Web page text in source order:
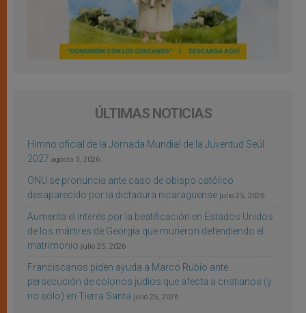
ÚLTIMAS NOTICIAS
Himno oficial de la Jornada Mundial de la Juventud Seúl
2027 agosto 3, 2026
ONU se pronuncia ante caso de obispo católico
desaparecido por la dictadura nicaragüense julio 25, 2026
Aumenta el interés por la beatificación en Estados Unidos
de los mártires de Georgia que murieron defendiendo el
matrimonio julio 25, 2026
Franciscanos piden ayuda a Marco Rubio ante
persecución de colonos judíos que afecta a cristianos (y
no sólo) en Tierra Santa julio 25, 2026